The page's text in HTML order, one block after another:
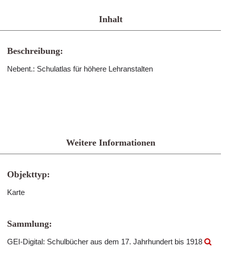
Inhalt
Beschreibung:
Nebent.: Schulatlas für höhere Lehranstalten
Weitere Informationen
Objekttyp:
Karte
Sammlung:
GEI-Digital: Schulbücher aus dem 17. Jahrhundert bis 1918